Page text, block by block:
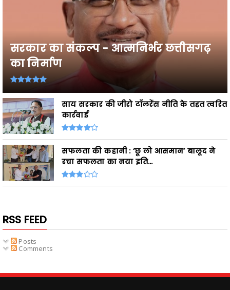
सरकार का संकल्प - आत्मनिर्भर छत्तीसगढ़
का निर्माण
साय सरकार की जीरो टॉलरेंस नीति के तहत त्वरित
कार्रवाई
सफलता की कहानी : ‘छू लो आसमान’ बालूद ने
रचा सफलता का नया इति...
RSS FEED
Posts
Comments